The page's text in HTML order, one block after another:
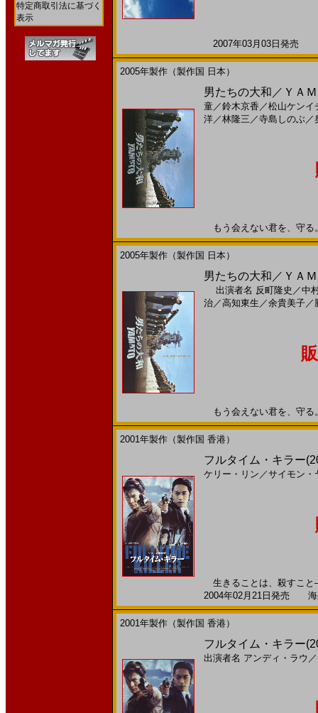
特定商取引法に基づく
表示
2007年03月03日発売
2005年製作（製作国 日本）
男たちの大和／ＹＡ
童／鈴木京香 ／松山ケンイ
洋／林隆三 ／寺島しのぶ／
もう会えない君を、守
2005年製作（製作国 日本）
男たちの大和／ＹＡ
出演者名 反町隆史 ／中
治／高知東生 ／余貴美子／
もう会えない君を、守
2001年製作（製作国 香港）
フルタイム・キラー
ケリー・リン ／サイモン・
生きることは、殺すこ
2004年02月21日発売 海
2001年製作（製作国 香港）
フルタイム・キラー
出演者名 アンディ・ラウ ／